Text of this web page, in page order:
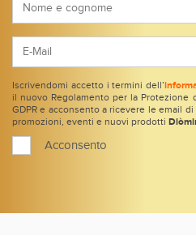
Iscrivendomi accetto i termini dell’
il nuovo Regolamento per la Protezione
GDPR e acconsento a ricevere le email
promozioni, eventi e nuovi prodotti
Acconsento